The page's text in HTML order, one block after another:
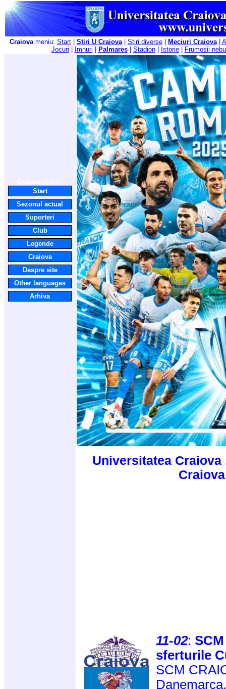
Craiovameniu: Start| Stiri U Craiova| Stiri diverse| Meciuri Craiova|
Jocuri
Imnuri Palmares| Stadion| Istorie| Frumosii
Start
Sezonul actual
Suporteri
Club
Legende
Craiova
Despre site
Other languages
Arhiva
Universitatea
11-02:
sferturile
SCM